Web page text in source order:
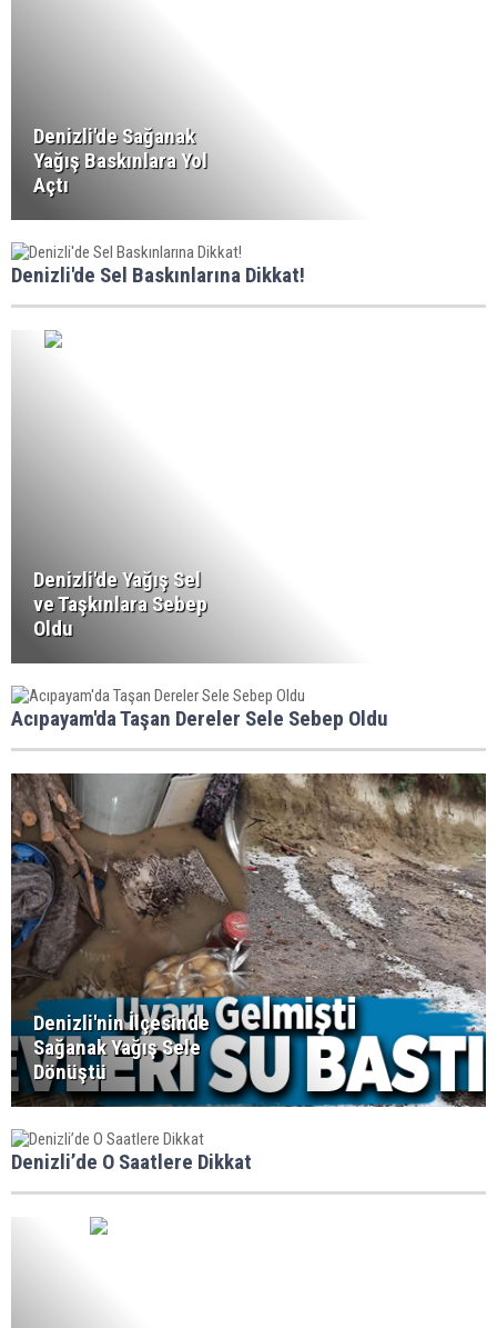
Denizli'de Sağanak
Yağış Baskınlara Yol
Açtı
Denizli'de Sel Baskınlarına Dikkat!
Denizli'de Yağış Sel
ve Taşkınlara Sebep
Oldu
Acıpayam'da Taşan Dereler Sele Sebep Oldu
Denizli'nin İlçesinde
Sağanak Yağış Sele
Dönüştü
Denizli’de O Saatlere Dikkat